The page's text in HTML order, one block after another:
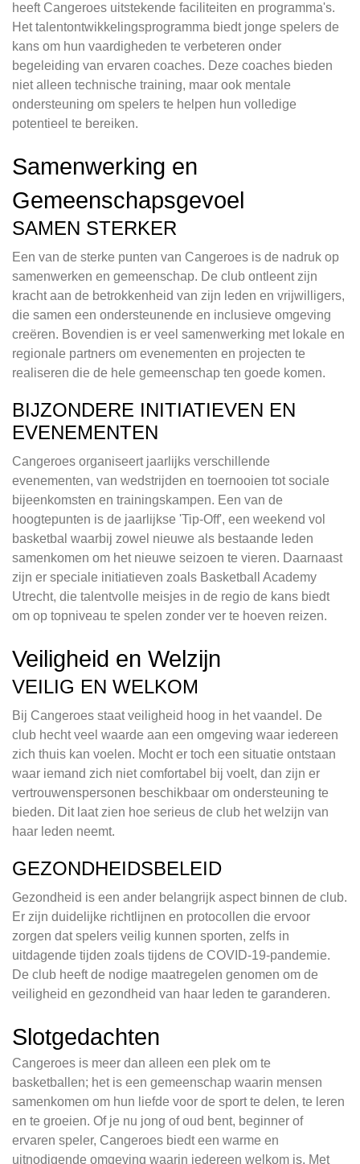
heeft Cangeroes uitstekende faciliteiten en programma's.
Het talentontwikkelingsprogramma biedt jonge spelers de
kans om hun vaardigheden te verbeteren onder
begeleiding van ervaren coaches. Deze coaches bieden
niet alleen technische training, maar ook mentale
ondersteuning om spelers te helpen hun volledige
potentieel te bereiken.
Samenwerking en
Gemeenschapsgevoel
SAMEN STERKER
Een van de sterke punten van Cangeroes is de nadruk op
samenwerken en gemeenschap. De club ontleent zijn
kracht aan de betrokkenheid van zijn leden en vrijwilligers,
die samen een ondersteunende en inclusieve omgeving
creëren. Bovendien is er veel samenwerking met lokale en
regionale partners om evenementen en projecten te
realiseren die de hele gemeenschap ten goede komen.
BIJZONDERE INITIATIEVEN EN
EVENEMENTEN
Cangeroes organiseert jaarlijks verschillende
evenementen, van wedstrijden en toernooien tot sociale
bijeenkomsten en trainingskampen. Een van de
hoogtepunten is de jaarlijkse 'Tip-Off', een weekend vol
basketbal waarbij zowel nieuwe als bestaande leden
samenkomen om het nieuwe seizoen te vieren. Daarnaast
zijn er speciale initiatieven zoals Basketball Academy
Utrecht, die talentvolle meisjes in de regio de kans biedt
om op topniveau te spelen zonder ver te hoeven reizen.
Veiligheid en Welzijn
VEILIG EN WELKOM
Bij Cangeroes staat veiligheid hoog in het vaandel. De
club hecht veel waarde aan een omgeving waar iedereen
zich thuis kan voelen. Mocht er toch een situatie ontstaan
waar iemand zich niet comfortabel bij voelt, dan zijn er
vertrouwenspersonen beschikbaar om ondersteuning te
bieden. Dit laat zien hoe serieus de club het welzijn van
haar leden neemt.
GEZONDHEIDSBELEID
Gezondheid is een ander belangrijk aspect binnen de club.
Er zijn duidelijke richtlijnen en protocollen die ervoor
zorgen dat spelers veilig kunnen sporten, zelfs in
uitdagende tijden zoals tijdens de COVID-19-pandemie.
De club heeft de nodige maatregelen genomen om de
veiligheid en gezondheid van haar leden te garanderen.
Slotgedachten
Cangeroes is meer dan alleen een plek om te
basketballen; het is een gemeenschap waarin mensen
samenkomen om hun liefde voor de sport te delen, te leren
en te groeien. Of je nu jong of oud bent, beginner of
ervaren speler, Cangeroes biedt een warme en
uitnodigende omgeving waarin iedereen welkom is. Met